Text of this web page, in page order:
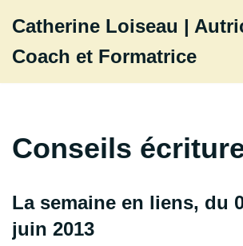
au
contenu
Catherine Loiseau |
Coach et Formatrice
Conseils
La semaine en liens, du
juin 2013